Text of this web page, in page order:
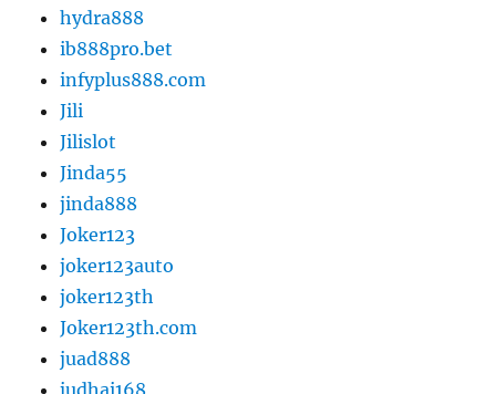
hydra888
ib888pro.bet
infyplus888.com
Jili
Jilislot
Jinda55
jinda888
Joker123
joker123auto
joker123th
Joker123th.com
juad888